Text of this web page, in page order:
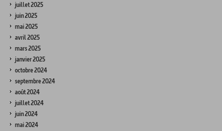
juillet 2025
juin 2025
mai 2025
avril 2025
mars 2025
janvier 2025
octobre 2024
septembre 2024
août 2024
juillet 2024
juin 2024
mai 2024